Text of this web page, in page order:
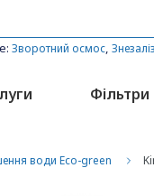
Зворотний осмос,
Фільтри
води Eco-green